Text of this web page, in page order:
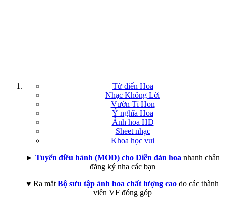
Từ điển Hoa
Nhạc Không Lời
Vườn Tí Hon
Ý nghĩa Hoa
Ảnh hoa HD
Sheet nhạc
Khoa học vui
► Tuyển điều hành (MOD) cho Diễn đàn hoa nhanh chân
đăng ký nha các bạn
♥ Ra mắt Bộ sưu tập ảnh hoa chất lượng cao do các thành
viên VF đóng góp